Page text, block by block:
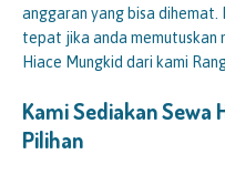
anggaran yang bisa dihemat.
tepat jika anda memutuskan
Hiace Mungkid dari kami
Kami Sediakan Sewa
Pilihan